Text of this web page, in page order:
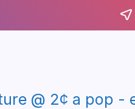
@ 2¢ a pop -